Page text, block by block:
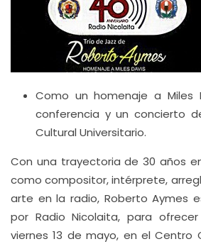
Como un homenaje a Miles
conferencia y un concierto
Cultural Universitario.
Con una trayectoria de 30 años
como compositor, intérprete,
arte en la radio, Roberto Aymes
por Radio Nicolaita, para
viernes 13 de mayo, en el Centro